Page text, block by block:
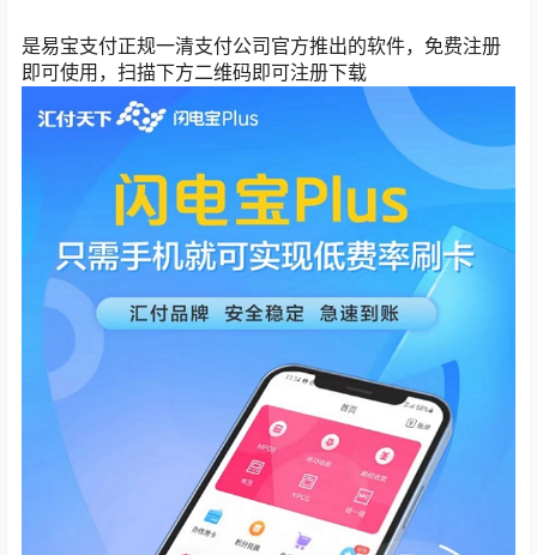
是易宝支付正规一清支付公司官方推出的软件，免费注册
即可使用，扫描下方二维码即可注册下载